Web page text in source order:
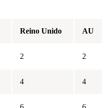
Reino Unido AU
2 2
4 4